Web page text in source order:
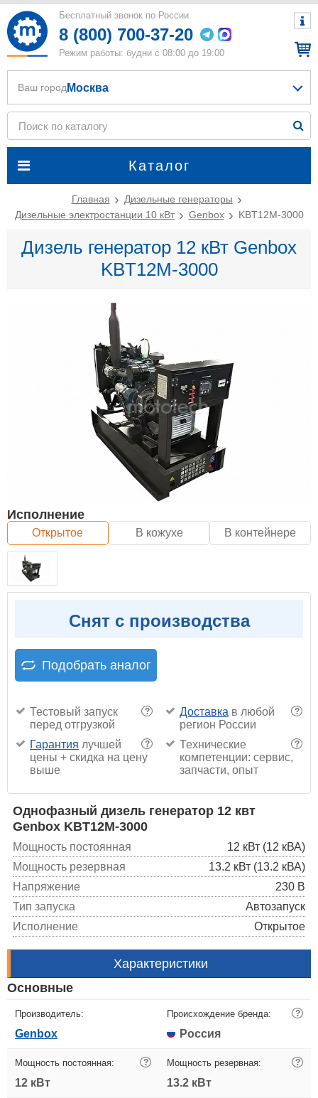
Бесплатный звонок по России
8 (800) 700-37-20
Режим работы: будни с 08:00 до 19:00
Каталог
Ваш город Москва
Главная
Дизельные генераторы
Дизельные электростанции 10 кВт
Genbox KBT12M-3000
Дизель генератор 12 кВт Genbox
KBT12M-3000
Исполнение
Открытое В кожухе В контейнере
Снят с производства
Подобрать аналог
?
Тестовый запуск
перед отгрузкой
?
Доставка в любой
регион России
?
Гарантия лучшей
цены + скидка на цену
выше
?
Технические
компетенции: сервис,
запчасти, опыт
Однофазный дизель генератор 12 квт
Genbox KBT12M-3000
Мощность постоянная
12 кВт (12 кВА)
Мощность резервная
13.2 кВт (13.2 кВА)
Напряжение
230 В
Тип запуска
Автозапуск
Исполнение
Открытое
Характеристики
Основные
Производитель:
Genbox
Происхождение бренда: ?
Россия
Мощность постоянная: ?
12 кВт
Мощность резервная: ?
13.2 кВт